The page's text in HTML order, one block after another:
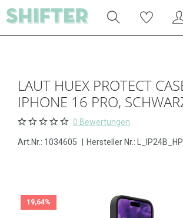
LAUT HUEX PROTECT
IPHONE 16 PRO,
0 Bewertungen
Art.Nr.: 1034605 Hersteller Nr.:
19,64%